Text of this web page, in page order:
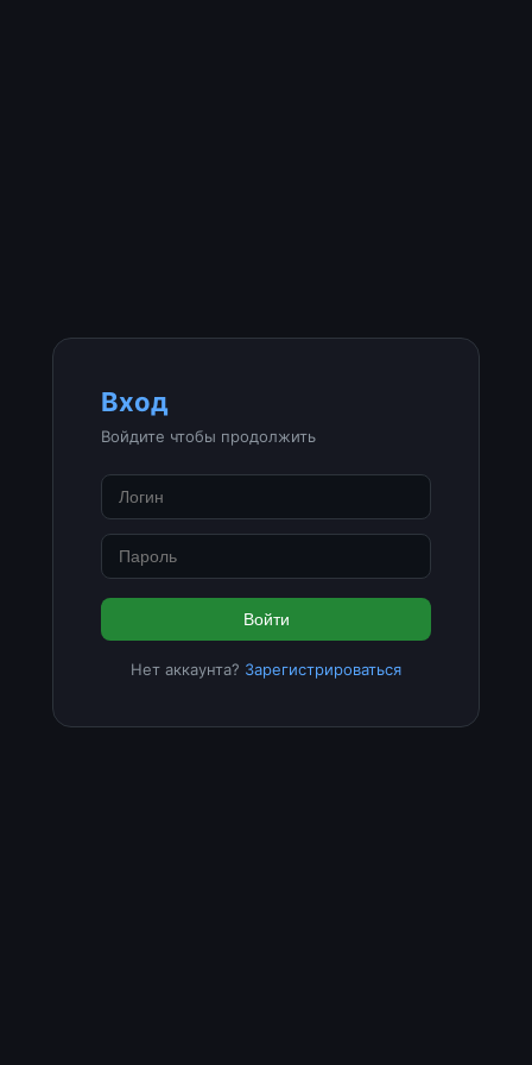
Вход
Войдите чтобы продолжить
Войти
Нет аккаунта? Зарегистрироваться